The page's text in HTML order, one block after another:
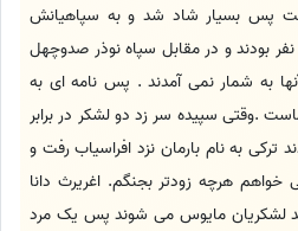
پس بسیار شاد شد و به سپاهیانش
بودند و در مقابل سپاه نوذر صدوچهل
به شمار نمی آمدند . پس نامه ای به
.وقتی سپیده سر زد دو لشکر در برابر
ترکی به نام بارمان نزد افراسیاب رفت و
هرچه زودتر بجنگم. اغریرث دانا
لشکریان مایوس می شوند پس یک مرد